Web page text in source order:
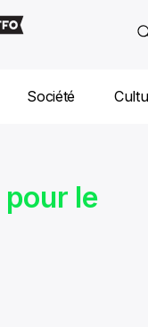
Société
le